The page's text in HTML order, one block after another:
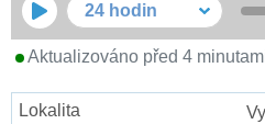
24 hodin
Aktualizováno před 4